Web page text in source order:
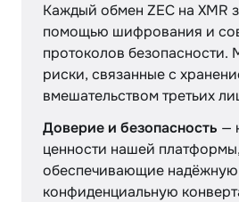
Каждый обмен ZEC на XMR
помощью шифрования и
протоколов
риски, связанные с
вмешательством третьих
Доверие и безопасность —
ценности нашей платформы,
обеспечивающие
конфиденциальную